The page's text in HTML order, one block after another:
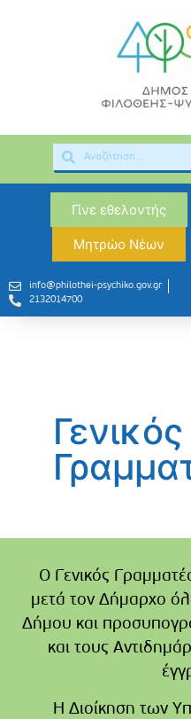
Γίνε εθελοντής
Μητρώο Νέων
info@philothei-psychiko.gov.gr
2132014700
Γενικός
Ο Γενικός
μετά τον Δήμαρχο
Δήμου και
και τους
Η Διοίκηση των